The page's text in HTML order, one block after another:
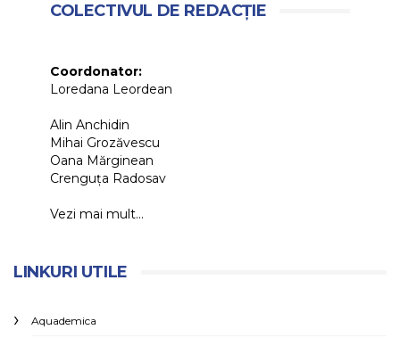
COLECTIVUL DE REDACȚIE
Coordonator:
Loredana Leordean
Alin Anchidin
Mihai Grozăvescu
Oana Mărginean
Crenguța Radosav
Vezi mai mult...
LINKURI UTILE
Aquademica